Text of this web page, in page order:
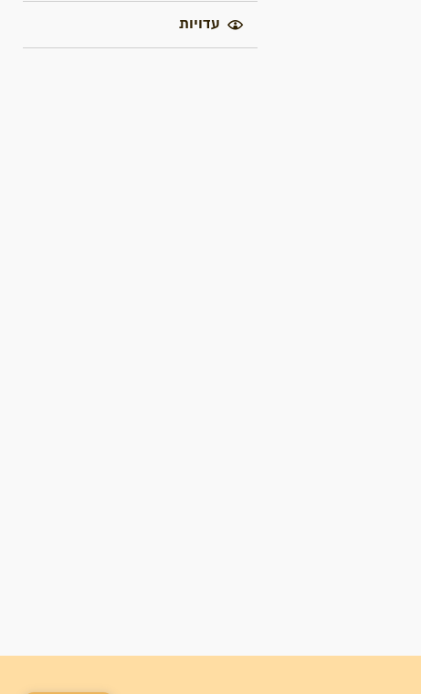
עדויות